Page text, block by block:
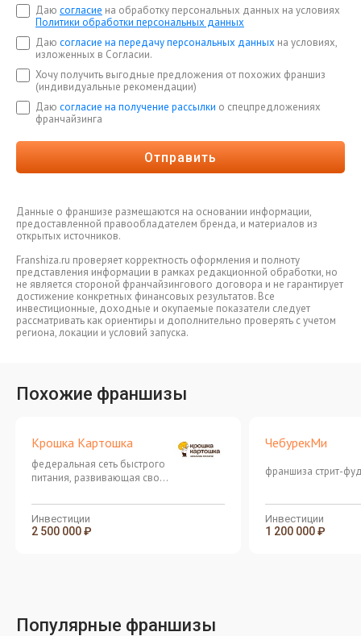
Даю согласие на обработку персональных данных на условиях
Политики обработки персональных данных
Даю согласие на передачу персональных данных на условиях,
изложенных в Согласии.
Хочу получить выгодные предложения от похожих франшиз
(индивидуальные рекомендации)
Даю согласие на получение рассылки о спецпредложениях
франчайзинга
Отправить
Данные о франшизе размещаются на основании информации,
предоставленной правообладателем бренда, и материалов из
открытых источников.
Franshiza.ru проверяет корректность оформления и полноту
представления информации в рамках редакционной обработки, но
не является стороной франчайзингового договора и не гарантирует
достижение конкретных финансовых результатов. Все
инвестиционные, доходные и окупаемые показатели следует
рассматривать как ориентиры и дополнительно проверять с учетом
региона, локации и условий запуска.
Похожие франшизы
Крошка Картошка
федеральная сеть быстрого
питания, развивающая свой
основе печеного картофеля
со множеством аппетитных
наполнителей
Инвестиции
2 500 000 ₽
ЧебурекМи
франшиза стрит-
Инвестиции
1 200 000 ₽
Популярные франшизы